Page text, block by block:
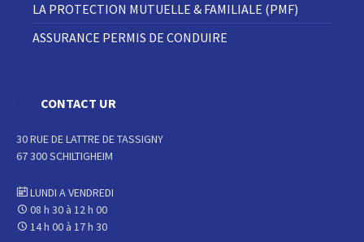
LA PROTECTION MUTUELLE & FAMILIALE (PMF)
ASSURANCE PERMIS DE CONDUIRE
CONTACT UR
30 RUE DE LATTRE DE TASSIGNY
67 300 SCHILTIGHEIM
LUNDI A VENDREDI
08 h 30 à 12 h 00
14 h 00 à 17 h 30